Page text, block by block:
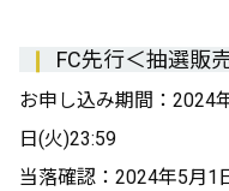
❙ FC先行＜抽選販
お申し込み期間：2024
日(火)23:59
当落確認：2024年5月1